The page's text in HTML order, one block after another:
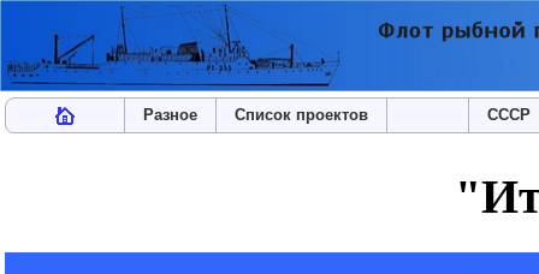
Разное Список проектов СССР